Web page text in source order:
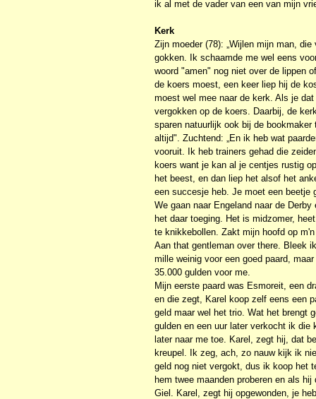
ik al met de vader van een van mijn
Kerk
Zijn moeder (78): „Wijlen mijn man,
gokken. Ik schaamde me wel eens
woord "amen" nog niet over de lippen
de koers moest, een keer liep hij de
moest wel mee naar de kerk. Als je
vergokken op de koers. Daarbij, de
sparen natuurlijk ook bij de
altijd". Zuchtend: „En ik heb wat
vooruit. Ik heb trainers gehad die
koers want je kan al je centjes rustig
het beest, en dan liep het alsof het
een succesje heb. Je moet een beetje
We gaan naar Engeland naar de
het daar toeging. Het is midzomer,
te knikkebollen. Zakt mijn hoofd op
Aan that gentleman over there. Bleek
mille weinig voor een goed paard,
35.000 gulden voor me.
Mijn eerste paard was Esmoreit, een
en die zegt, Karel koop zelf eens een
geld maar wel het trio. Wat het brengt
gulden en een uur later verkocht ik die
later naar me toe. Karel, zegt hij, dat
kreupel. Ik zeg, ach, zo nauw kijk ik
geld nog niet vergokt, dus ik koop het
hem twee maanden proberen en als
Giel. Karel, zegt hij opgewonden, je